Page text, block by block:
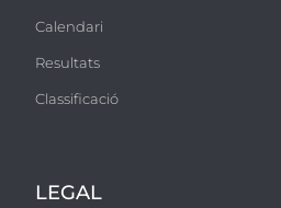
Calendari
Resultats
Classificació
LEGAL